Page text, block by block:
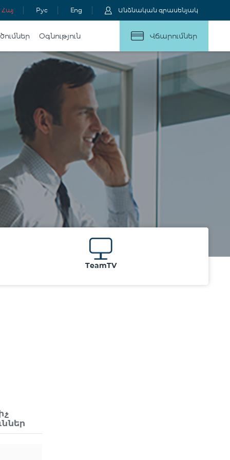
Հայ Рус Eng Անձնական գրասենյակ
Օգնություն Վճարումներ
TeamTV